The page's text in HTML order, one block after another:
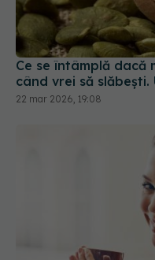
Ce se întâmplă dacă
când vrei să
22 mar 2026, 19:08